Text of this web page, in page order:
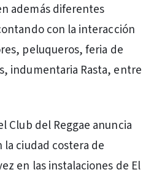
además diferentes
con la interacción
peluqueros, feria de
indumentaria Rasta, entre
Club del Reggae anuncia
ciudad costera de
en las instalaciones de El